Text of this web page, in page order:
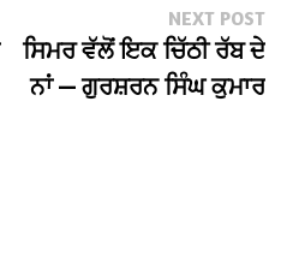
NEXT POST
ਸਿਮਰ ਵੱਲੋਂ ਇਕ ਚਿੱਠੀ ਰੱਬ ਦੇ
ਨਾਂ — ਗੁਰਸ਼ਰਨ ਸਿੰਘ ਕੁਮਾਰ